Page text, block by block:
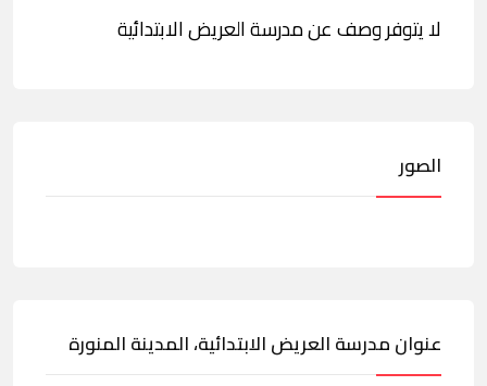
لا يتوفر وصف عن مدرسة العريض الابتدائية
الصور
عنوان مدرسة العريض الابتدائية، المدينة المنورة